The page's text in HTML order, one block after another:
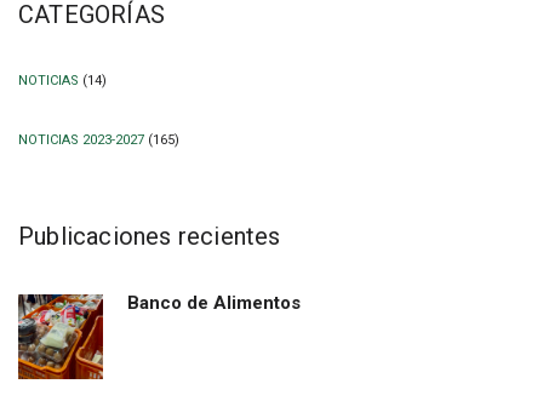
CATEGORÍAS
NOTICIAS (14)
NOTICIAS 2023-2027 (165)
Publicaciones recientes
Banco de Alimentos